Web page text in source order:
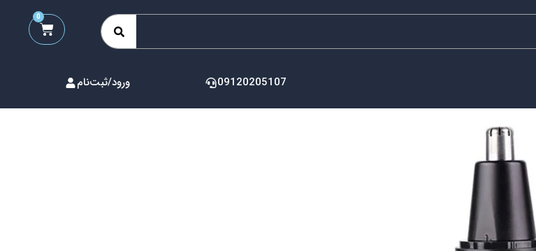
0
09120205107 ورود/ثبت‌نام